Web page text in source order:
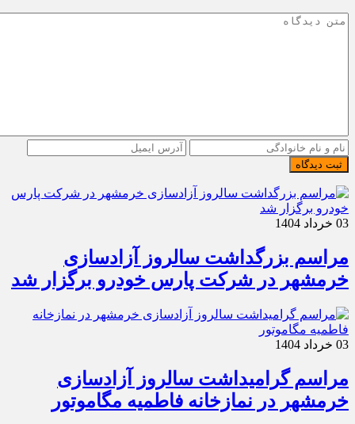
ثبت دیدگاه
03 خرداد 1404
مراسم بزرگداشت سالروز آزادسازی
خرمشهر در شرکت پارس خودرو برگزار شد
03 خرداد 1404
مراسم گرامیداشت سالروز آزادسازی
خرمشهر در نمازخانه فاطمیه مگاموتور